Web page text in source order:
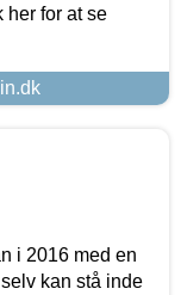
her for at se
i 2016 med en
kan stå inde